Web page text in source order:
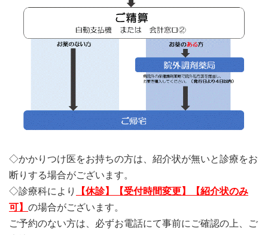
◇かかりつけ医をお持ちの方は、紹介状が無いと診療をお
断りする場合がございます。
◇診療科により
【休診】【受付時間変更】【紹介状のみ
可】 の場合がございます。
ご予約のない方は、必ずお電話にて事前にご確認の上、ご